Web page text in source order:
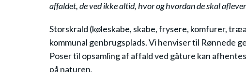
affaldet, de ved ikke altid, hvor og hvordan de skal
Storskrald (køleskabe, skabe, frysere, komfurer,
kommunal genbrugsplads. Vi henviser til Rønnede
Poser til opsamling af affald ved gåture kan
på naturen.